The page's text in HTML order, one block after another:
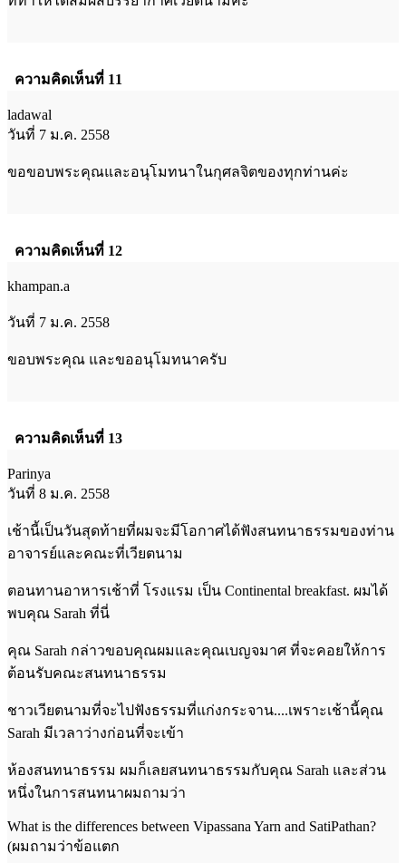
ความคิดเห็นที่ 11
ladawal
วันที่ 7 ม.ค. 2558
ขอขอบพระคุณและอนุโมทนาในกุศลจิตของทุกท่านค่ะ
ความคิดเห็นที่ 12
khampan.a
วันที่ 7 ม.ค. 2558
ขอบพระคุณ และขออนุโมทนาครับ
ความคิดเห็นที่ 13
Parinya
วันที่ 8 ม.ค. 2558
เช้านี้เป็นวันสุดท้ายที่ผมจะมีโอกาศได้ฟังสนทนาธรรมของท่าน
อาจารย์และคณะที่เวียตนาม
ตอนทานอาหารเช้าที่ โรงแรม เป็น Continental breakfast. ผมได้
พบคุณ Sarah ที่นี่
คุณ Sarah กล่าวขอบคุณผมและคุณเบญจมาศ ที่จะคอยให้การ
ต้อนรับคณะสนทนาธรรม
ชาวเวียตนามที่จะไปฟังธรรมที่แก่งกระจาน....เพราะเช้านี้คุณ
Sarah มีเวลาว่างก่อนที่จะเข้า
ห้องสนทนาธรรม ผมก็เลยสนทนาธรรมกับคุณ Sarah และส่วน
หนึ่งในการสนทนาผมถามว่า
What is the differences between Vipassana Yarn and SatiPathan?
(ผมถามว่าข้อแตก